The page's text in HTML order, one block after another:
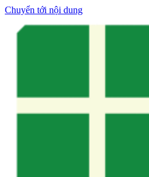
Chuyển tới nội dung